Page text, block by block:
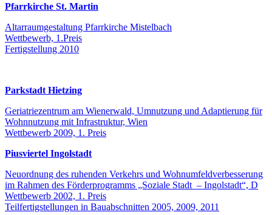
Pfarrkirche St. Martin
Altarraumgestaltung Pfarrkirche Mistelbach
Wettbewerb, 1.Preis
Fertigstellung 2010
Parkstadt Hietzing
Geriatriezentrum am Wienerwald, Umnutzung und Adaptierung für
Wohnnutzung mit Infrastruktur, Wien
Wettbewerb 2009, 1. Preis
Piusviertel Ingolstadt
Neuordnung des ruhenden Verkehrs und Wohnumfeldverbesserung
im Rahmen des Förderprogramms „Soziale Stadt – Ingolstadt“, D
Wettbewerb 2002, 1. Preis
Teilfertigstellungen in Bauabschnitten 2005, 2009, 2011